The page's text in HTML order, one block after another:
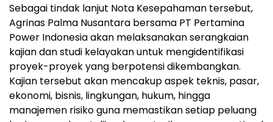
Sebagai tindak lanjut Nota Kesepahaman tersebut,
Agrinas Palma Nusantara bersama PT Pertamina
Power Indonesia akan melaksanakan serangkaian
kajian dan studi kelayakan untuk mengidentifikasi
proyek-proyek yang berpotensi dikembangkan.
Kajian tersebut akan mencakup aspek teknis, pasar,
ekonomi, bisnis, lingkungan, hukum, hingga
manajemen risiko guna memastikan setiap peluang